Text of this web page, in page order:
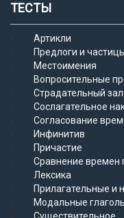
ТЕСТЫ
Артикли
Предлоги и
Местоимения
Вопросительные
Страдательный
Сослагательное
Согласование
Инфинитив
Причастие
Сравнение времен
Лексика
Прилагательные и
Модальные